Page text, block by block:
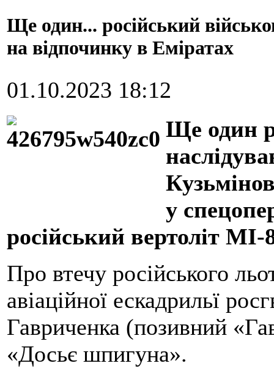
Ще один... російський
на відпочинку в Еміратах
01.10.2023 18:12
Ще один
у
російський вертоліт МІ-
Про втечу російського
авіаційної ескадрильї
Гавриченка (позивний
«Досьє шпигуна».